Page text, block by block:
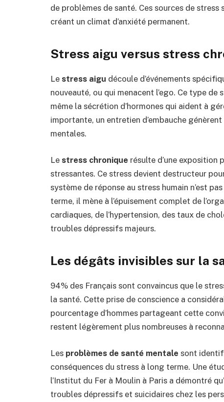
de problèmes de santé. Ces sources de
créant un climat d’anxiété permanent.
Stress aigu versus stress
Le stress aigu découle d’événements
nouveauté, ou qui menacent l’ego. Ce type
même la sécrétion d’hormones qui aident à
importante, un entretien d’embauche
mentales.
Le stress chronique résulte d’une
stressantes. Ce stress devient destructeur
système de réponse au stress humain n’est
terme, il mène à l’épuisement complet de
cardiaques, de l’hypertension, des taux de
troubles dépressifs majeurs.
Les dégâts invisibles sur la
94% des Français sont convaincus que le
la santé. Cette prise de conscience a
pourcentage d’hommes partageant cette
restent légèrement plus nombreuses à
Les problèmes de santé mentale sont
conséquences du stress à long terme. Une
l’Institut du Fer à Moulin à Paris a démontré
troubles dépressifs et suicidaires chez les